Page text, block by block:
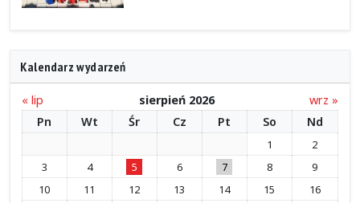
Kalendarz wydarzeń
« lip sierpień 2026
wrz »
Pn
Wt Śr Cz Pt So Nd
1
2
3
4 5 6 7 8
9
10
11 12 13 14 15
16